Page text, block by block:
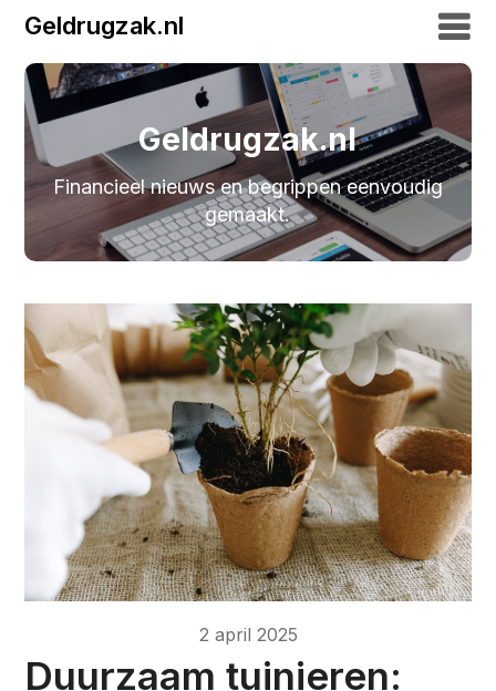
Geldrugzak.nl
Geldrugzak.nl
Financieel nieuws en begrippen eenvoudig
gemaakt.
2 april 2025
Duurzaam tuinieren: